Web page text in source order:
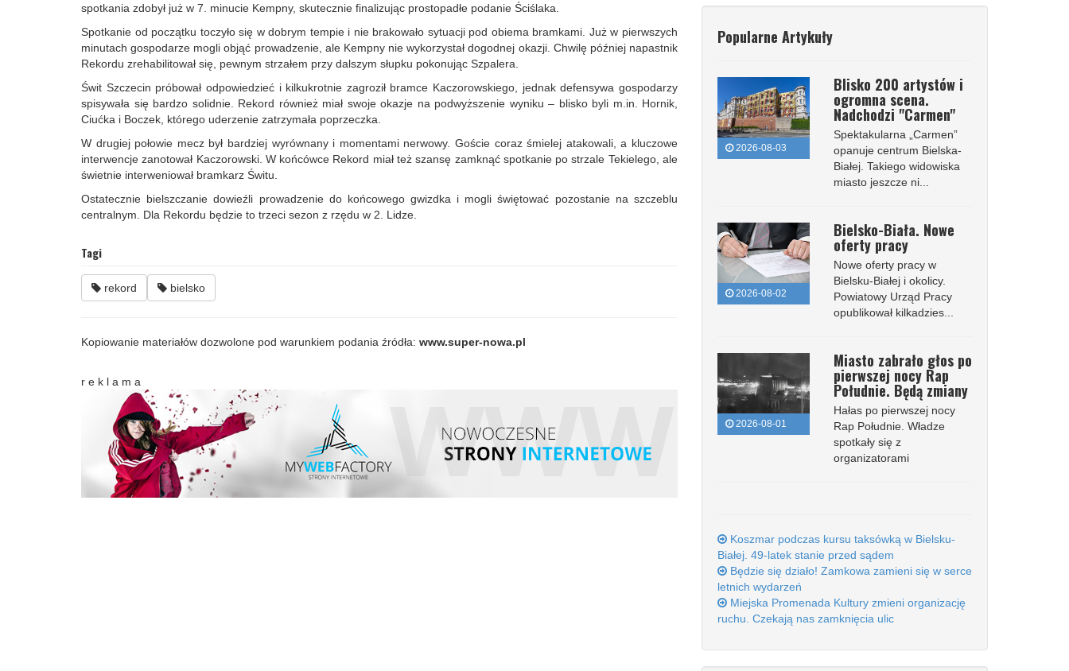
spotkania zdobył już w 7. minucie Kempny, skutecznie finalizując prostopadłe podanie Ściślaka.
Spotkanie od początku toczyło się w dobrym tempie i nie brakowało sytuacji pod obiema bramkami. Już w pierwszych
minutach gospodarze mogli objąć prowadzenie, ale Kempny nie wykorzystał dogodnej okazji. Chwilę później napastnik
Rekordu zrehabilitował się, pewnym strzałem przy dalszym słupku pokonując Szpalera.
Świt Szczecin próbował odpowiedzieć i kilkukrotnie zagroził bramce Kaczorowskiego, jednak defensywa gospodarzy
spisywała się bardzo solidnie. Rekord również miał swoje okazje na podwyższenie wyniku – blisko byli m.in. Hornik,
Ciućka i Boczek, którego uderzenie zatrzymała poprzeczka.
W drugiej połowie mecz był bardziej wyrównany i momentami nerwowy. Goście coraz śmielej atakowali, a kluczowe
interwencje zanotował Kaczorowski. W końcówce Rekord miał też szansę zamknąć spotkanie po strzale Tekielego, ale
świetnie interweniował bramkarz Świtu.
Ostatecznie bielszczanie dowieźli prowadzenie do końcowego gwizdka i mogli świętować pozostanie na szczeblu
centralnym. Dla Rekordu będzie to trzeci sezon z rzędu w 2. Lidze.
Tagi
rekord bielsko
Kopiowanie materiałów dozwolone pod warunkiem podania źródła: www.super-nowa.pl
r e k l a m a
Popularne Artykuły
2026-08-03
Blisko 200 artystów i
ogromna scena.
Nadchodzi "Carmen"
Spektakularna „Carmen”
opanuje centrum Bielska-
Białej. Takiego widowiska
miasto jeszcze ni...
2026-08-02
Bielsko-Biała. Nowe
oferty pracy
Nowe oferty pracy w
Bielsku-Białej i okolicy.
Powiatowy Urząd Pracy
opublikował kilkadzies...
2026-08-01
Miasto zabrało głos po
pierwszej nocy Rap
Południe. Będą zmiany
Hałas po pierwszej nocy
Rap Południe. Władze
spotkały się z
organizatorami
Koszmar podczas kursu taksówką w Bielsku-
Białej. 49-latek stanie przed sądem
Będzie się działo! Zamkowa zamieni się w serce
letnich wydarzeń
Miejska Promenada Kultury zmieni organizację
ruchu. Czekają nas zamknięcia ulic